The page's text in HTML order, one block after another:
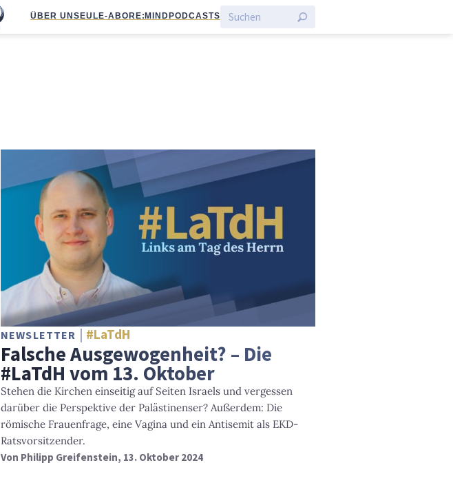
ÜBER UNS EULE-ABO RE:MIND PODCASTS
NEWSLETTER #LaTdH
Falsche Ausgewogenheit? – Die
#LaTdH vom 13. Oktober
Stehen die Kirchen einseitig auf Seiten Israels und vergessen
darüber die Perspektive der Palästinenser? Außerdem: Die
römische Frauenfrage, eine Vagina und ein Antisemit als EKD-
Ratsvorsitzender.
Von Philipp Greifenstein, 13. Oktober 2024